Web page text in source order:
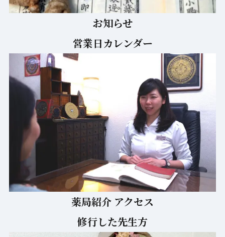
お知らせ
営業日カレンダー
薬局紹介 アクセス
修行した先生方